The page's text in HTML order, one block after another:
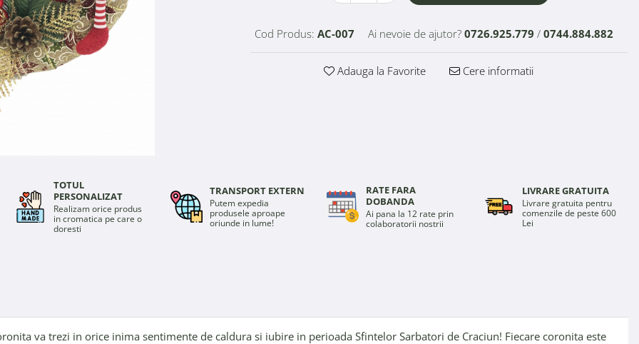
Cod Produs: AC-007 Ai nevoie de ajutor? 0726.925.779 / 0744.884.882
Adauga la Favorite Cere informatii
TOTUL
PERSONALIZAT
Realizam orice produs
in cromatica pe care o
doresti
TRANSPORT EXTERN
Putem expedia
produsele aproape
oriunde in lume!
RATE FARA
DOBANDA
Ai pana la 12 rate prin
colaboratorii nostrii
LIVRARE GRATUITA
Livrare gratuita pentru
comenzile de peste 600
Lei
va trezi in orice inima sentimente de caldura si iubire in perioada Sfintelor Sarbatori de Craciun! Fiecare coronita este